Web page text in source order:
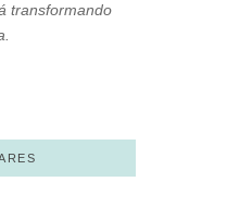
transformando